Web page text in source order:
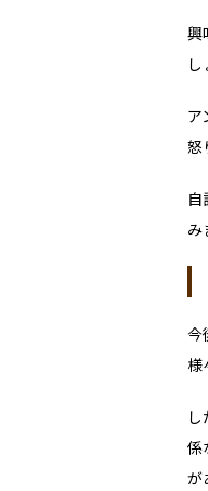
興
し
ア
怒
み
今
様
係
が